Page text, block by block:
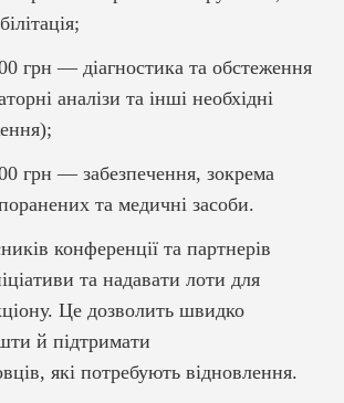
— діагностика та обстеження
аналізи та інші необхідні
— забезпечення, зокрема
та медичні засоби.
конференції та партнерів
та надавати лоти для
Це дозволить швидко
й підтримати
які потребують відновлення.